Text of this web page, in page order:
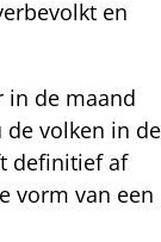
en
in de maand
volken in de
definitief af
vorm van een